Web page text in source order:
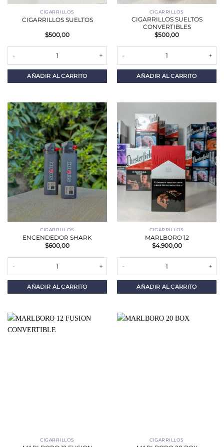
CIGARRILLOS
CIGARRILLOS SUELTOS
$500,00
CIGARRILLOS SUELTOS cantidad
AÑADIR AL CARRITO
CIGARRILLOS
CIGARRILLOS SUELTOS
CONVERTIBLES
$500,00
CIGARRILLOS SUELTOS
AÑADIR AL CARRITO
CIGARRILLOS
ENCENDEDOR SHARK
$600,00
AÑADIR AL CARRITO
CIGARRILLOS
MARLBORO 12
$4.900,00
AÑADIR AL CARRITO
CIGARRILLOS CIGARRILLOS